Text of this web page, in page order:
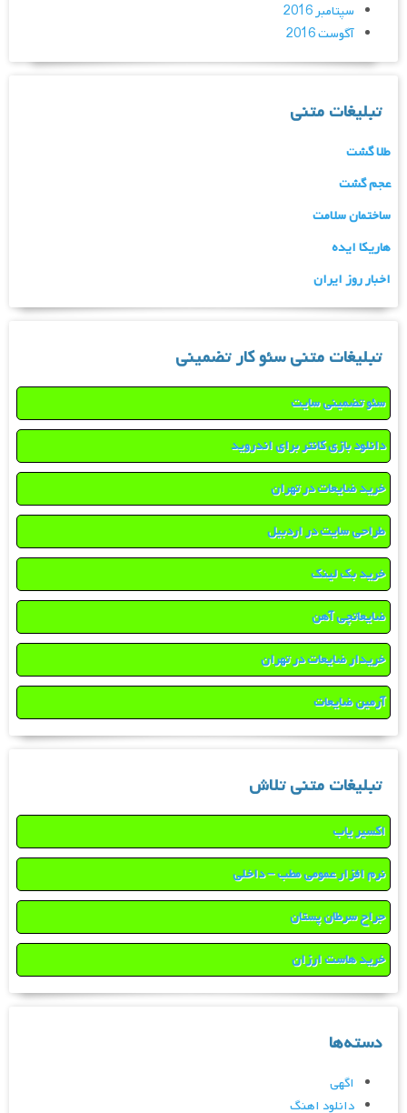
سپتامبر 2016
آگوست 2016
تبلیغات متنی
طلا گشت
عجم گشت
ساختمان سلامت
هاریکا ایده
اخبار روز ایران
تبلیغات متنی سئو کار تضمینی
سئو تضمینی سایت
دانلود بازی کانتر برای اندروید
خرید ضایعات در تهران
طراحی سایت در اردبیل
خرید بک لینک
ضایعاتچی آهن
خریدار ضایعات در تهران
آرمین ضایعات
تبلیغات متنی تلاش
اکسیر یاب
نرم افزار عمومی مطب – داخلی
جراح سرطان پستان
خرید هاست ارزان
دسته‌ها
اگهی
دانلود اهنگ